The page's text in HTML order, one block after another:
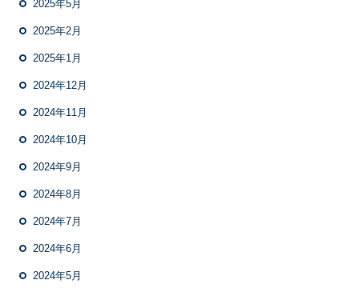
2025年5月
2025年2月
2025年1月
2024年12月
2024年11月
2024年10月
2024年9月
2024年8月
2024年7月
2024年6月
2024年5月